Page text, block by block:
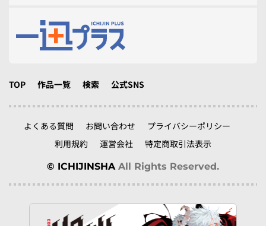
TOP 作品一覧 検索 公式SNS
よくある質問 お問い合わせ
プライバシーポリシー
利用規約
運営会社 特定商取引法表示
© ICHIJINSHA All Rights Reserved.